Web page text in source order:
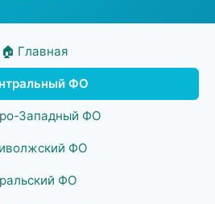
🏠 Главная
ФО
Западный ФО
ФО
ФО